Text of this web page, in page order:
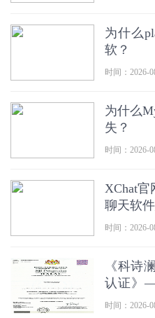
为什么
软？
时间：2026-
为什么
失？
时间：2026-
XChat
聊天软
时间：2026-
《科诗
认证》
赢得世
时间：2026-